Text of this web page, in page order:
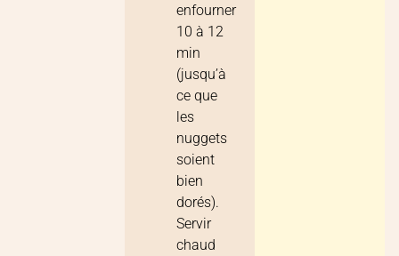
enfourner
10 à 12
min
(jusqu’à
ce que
les
nuggets
soient
bien
dorés).
Servir
chaud